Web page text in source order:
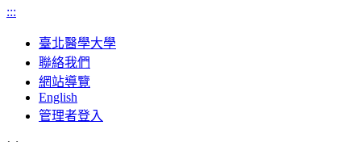
:::
臺北醫學大學
聯絡我們
網站導覽
English
管理者登入